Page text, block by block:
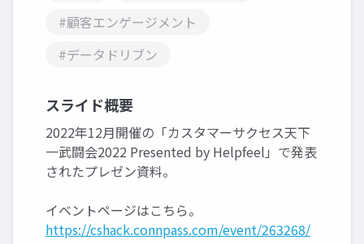
#顧客エンゲージメント
#データドリブン
スライド概要
2022年12月開催の「カスタマーサクセス天下
一武闘会2022 Presented by Helpfeel」で発表
されたプレゼン資料。
イベントページはこちら。
https://cshack.connpass.com/event/263268/